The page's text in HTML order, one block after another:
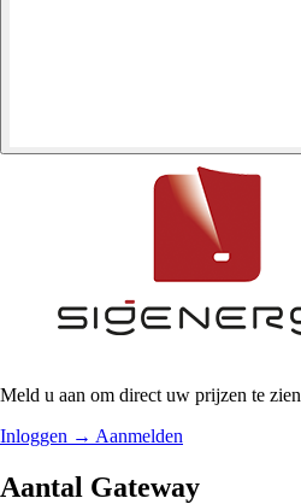
Meld u aan om direct uw prijzen te zien
Inloggen → Aanmelden
Aantal Gateway